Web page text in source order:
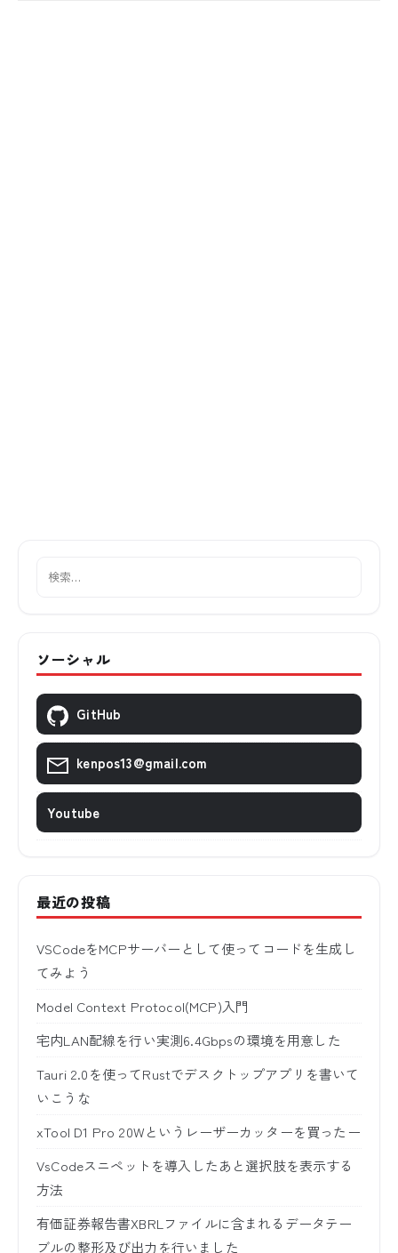
ソーシャル
GitHub
kenpos13@gmail.com
Youtube
最近の投稿
VSCodeをMCPサーバーとして使ってコードを生成し
てみよう
Model Context Protocol(MCP)入門
宅内LAN配線を行い実測6.4Gbpsの環境を用意した
Tauri 2.0を使ってRustでデスクトップアプリを書いて
いこうな
xTool D1 Pro 20Wというレーザーカッターを買ったー
VsCodeスニペットを導入したあと選択肢を表示する
方法
有価証券報告書XBRLファイルに含まれるデータテー
ブルの整形及び出力を行いました